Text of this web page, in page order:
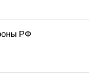
РФ